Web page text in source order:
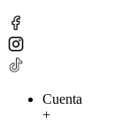
Cuenta
+